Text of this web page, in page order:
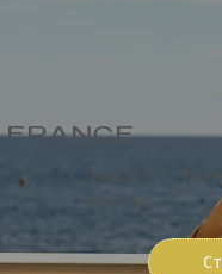
FRANCE
Ницца —
Монако